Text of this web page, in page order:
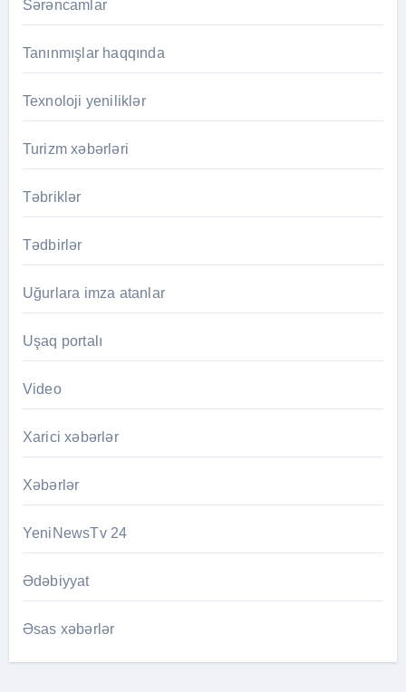
Sərəncamlar
Tanınmışlar haqqında
Texnoloji yeniliklər
Turizm xəbərləri
Təbriklər
Tədbirlər
Uğurlara imza atanlar
Uşaq portalı
Video
Xarici xəbərlər
Xəbərlər
YeniNewsTv 24
Ədəbiyyat
Əsas xəbərlər